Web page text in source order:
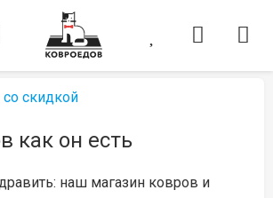
как он есть
наш магазин ковров и